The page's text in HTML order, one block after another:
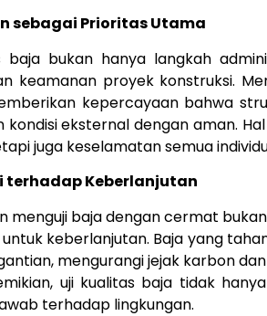
sebagai Prioritas Utama
baja bukan hanya langkah
keamanan proyek konstruksi.
kepercayaan bahwa
kondisi eksternal dengan aman.
juga keselamatan semua
terhadap Keberlanjutan
menguji baja dengan cermat
keberlanjutan. Baja yang
mengurangi jejak karbon
uji kualitas baja tidak
terhadap lingkungan.